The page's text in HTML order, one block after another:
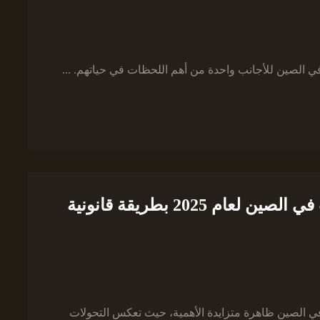
الصين للأجانب واحدة من أهم اللحظات في حياتهم. ...
القواعد الجديدة لتوثيق زواج الأجانب في الصين لعام 2025 بطريقة قانونية
الصين ظاهرة متزايدة الأهمية، حيث تعكس التحولات